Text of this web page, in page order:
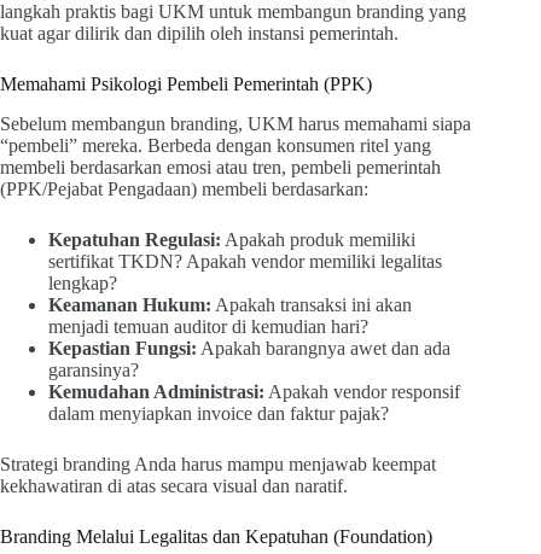
langkah praktis bagi UKM untuk membangun branding yang
kuat agar dilirik dan dipilih oleh instansi pemerintah.
Memahami Psikologi Pembeli Pemerintah (PPK)
Sebelum membangun branding, UKM harus memahami siapa
“pembeli” mereka. Berbeda dengan konsumen ritel yang
membeli berdasarkan emosi atau tren, pembeli pemerintah
(PPK/Pejabat Pengadaan) membeli berdasarkan:
Kepatuhan Regulasi: Apakah produk memiliki
sertifikat TKDN? Apakah vendor memiliki legalitas
lengkap?
Keamanan Hukum: Apakah transaksi ini akan
menjadi temuan auditor di kemudian hari?
Kepastian Fungsi: Apakah barangnya awet dan ada
garansinya?
Kemudahan Administrasi: Apakah vendor responsif
dalam menyiapkan invoice dan faktur pajak?
Strategi branding Anda harus mampu menjawab keempat
kekhawatiran di atas secara visual dan naratif.
Branding Melalui Legalitas dan Kepatuhan (Foundation)